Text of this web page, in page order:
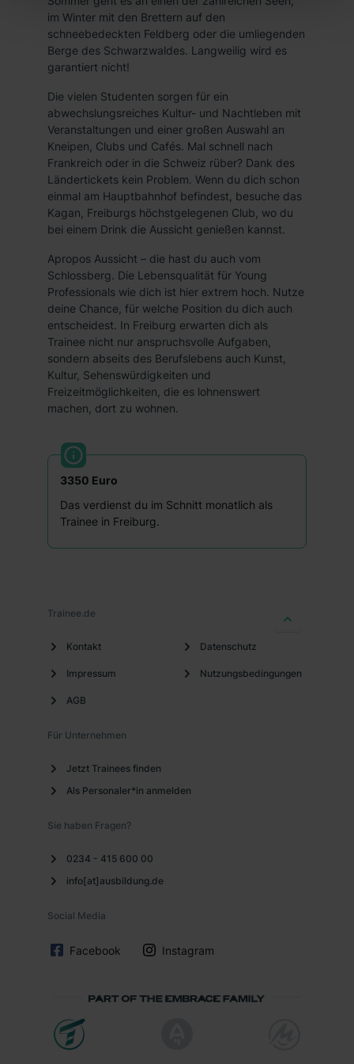
Einwilligung zur Platzierung von Cookies der Kategorien
„Präferenzen“, „Statistiken“ und „Marketing“ umfasst
hierbei die Einwilligung zur Übermittlung deiner Daten in
die USA (Art. 49 Abs. 1 S. 1 lit. a) DS-GVO). Die USA
(EuGH – Schrems II). Du kannst die von dir erteilte
Einwilligung jederzeit mit Wirkung für die Zukunft ganz
oder teilweise über unsere Datenschutzerklärung unter
dem Punkt „Datenschutz-Einstellungen“ widerrufen.
Weitere Informationen zu den einzelnen Cookies findest
du durch Klick auf „Details zeigen“. Weitere
Informationen:Datenschutzerklärung ,Impressum
im Winter mit den Brettern auf den
schneebedeckten Feldberg oder die umliegenden
Berge des Schwarzwaldes. Langweilig wird es
garantiert nicht!
Die vielen Studenten sorgen für ein
abwechslungsreiches Kultur- und Nachtleben mit
Veranstaltungen und einer großen Auswahl an
Kneipen, Clubs und Cafés. Mal schnell nach
Frankreich oder in die Schweiz rüber? Dank des
Ländertickets kein Problem. Wenn du dich schon
einmal am Hauptbahnhof befindest, besuche das
Kagan, Freiburgs höchstgelegenen Club, wo du
bei einem Drink die Aussicht genießen kannst.
Apropos Aussicht – die hast du auch vom
Schlossberg. Die Lebensqualität für Young
Professionals wie dich ist hier extrem hoch. Nutze
deine Chance, für welche Position du dich auch
entscheidest. In Freiburg erwarten dich als
Trainee nicht nur anspruchsvolle Aufgaben,
sondern abseits des Berufslebens auch Kunst,
Kultur, Sehenswürdigkeiten und
Freizeitmöglichkeiten, die es lohnenswert
machen, dort zu wohnen.
3350 Euro
Das verdienst du im Schnitt monatlich als
Trainee in Freiburg.
Trainee.de
Kontakt
Impressum
AGB
Datenschutz
Nutzungsbedingungen
Für Unternehmen
Jetzt Trainees finden
Als Personaler*in anmelden
Sie haben Fragen?
0234 - 415 600 00
info[at]ausbildung.de
Social Media
Facebook Instagram